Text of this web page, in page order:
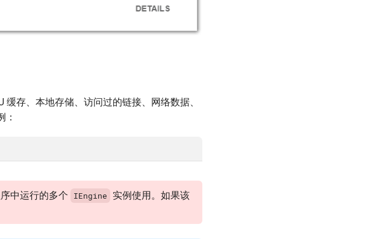
存、本地存储、访问过的链接、网络数据、
中运行的多个 IEngine
实例使用。如果该